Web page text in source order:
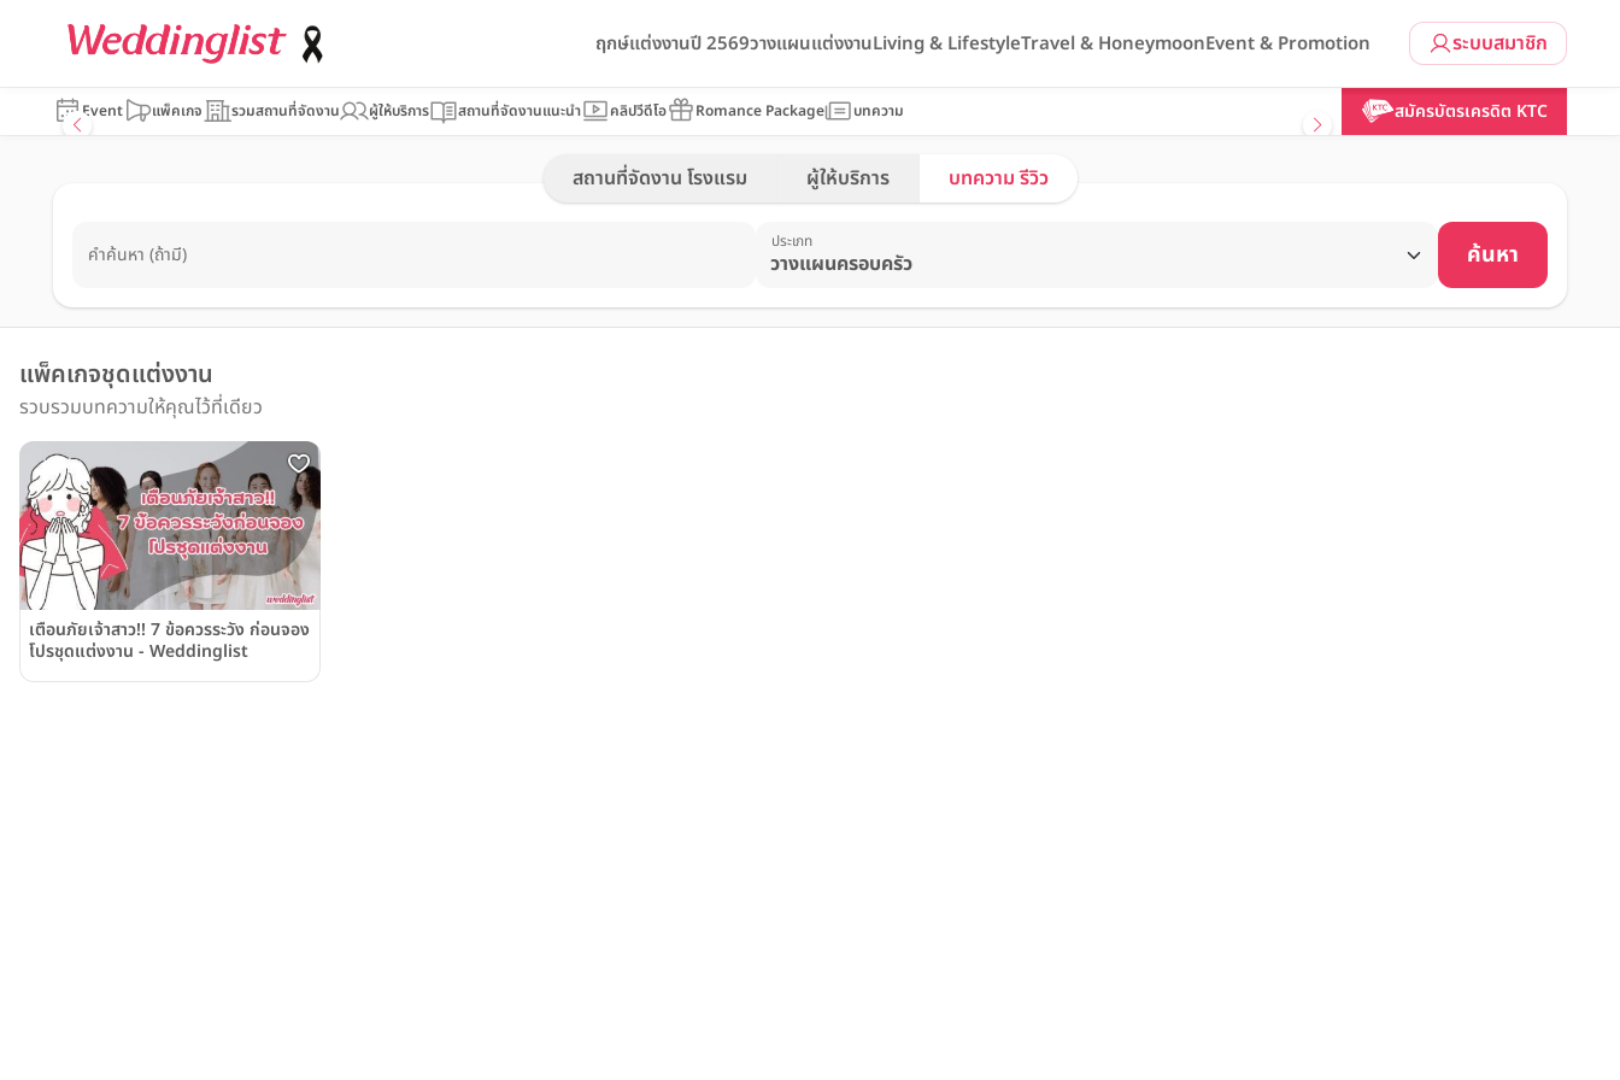
ระบบสมาชิก
ฤกษ์แต่งงานปี 2569วางแผนแต่งงานLiving & LifestyleTravel & HoneymoonEvent & Promotion
Event แพ็คเกจ รวมสถานที่จัดงาน ผู้ให้บริการ สถานที่จัดงานแนะนำ คลิปวีดีโอ Romance Package บทความ สมัครบัตรเครดิต KTC
สถานที่จัดงาน โรงแรม ผู้ให้บริการ บทความ รีวิว
คำค้นหา (ถ้ามี)
ประเภท ค้นหา
แพ็คเกจชุดแต่งงาน
รวบรวมบทความให้คุณไว้ที่เดียว
เตือนภัยเจ้าสาว!! 7 ข้อควรระวัง ก่อนจอง
โปรชุดแต่งงาน - Weddinglist